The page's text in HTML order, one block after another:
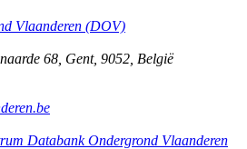
Vlaanderen (DOV)
68 Gent, 9052 België
Databank Ondergrond Vlaanderen